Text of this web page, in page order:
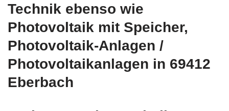
Technik ebenso wie
Photovoltaik mit Speicher,
Photovoltaik-Anlagen /
Photovoltaikanlagen in 69412
Eberbach